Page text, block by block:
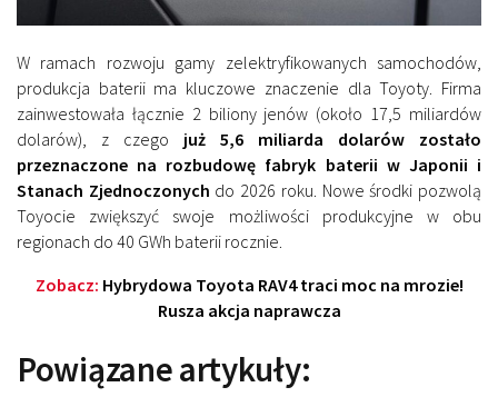
W ramach rozwoju gamy zelektryfikowanych samochodów,
produkcja baterii ma kluczowe znaczenie dla Toyoty. Firma
zainwestowała łącznie 2 biliony jenów (około 17,5 miliardów
dolarów), z czego już 5,6 miliarda dolarów zostało
przeznaczone na rozbudowę fabryk baterii w Japonii i
Stanach Zjednoczonych do 2026 roku. Nowe środki pozwolą
Toyocie zwiększyć swoje możliwości produkcyjne w obu
regionach do 40 GWh baterii rocznie.
Zobacz: Hybrydowa Toyota RAV4 traci moc na mrozie!
Rusza akcja naprawcza
Powiązane artykuły: